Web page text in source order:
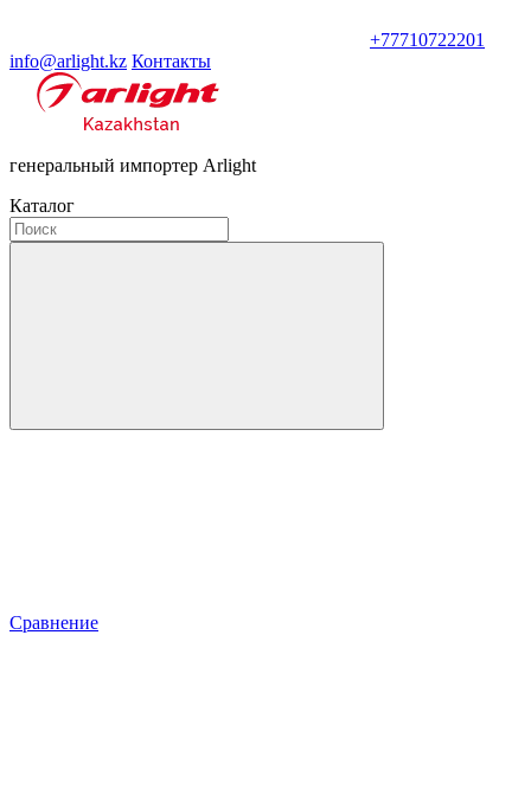
+77710722201
info@arlight.kz Контакты
генеральный импортер Arlight
Каталог
Сравнение